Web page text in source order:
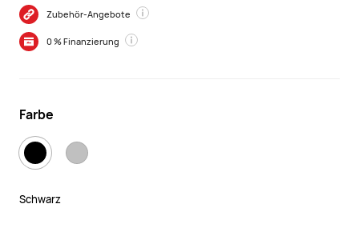
Zubehör-Angebote
0 % Finanzierung
Farbe
Schwarz